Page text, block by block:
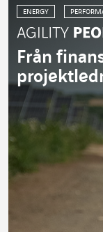
ENERGY
Från